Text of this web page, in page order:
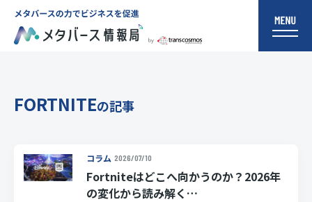
FORTNITEの記事
コラム 2026/07/10
Fortniteはどこへ向かうのか？2026年
の変化から読み解く…